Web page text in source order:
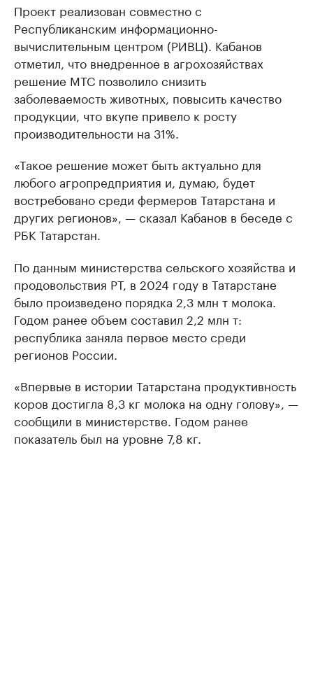
Проект реализован совместно с
Республиканским информационно-
вычислительным центром (РИВЦ). Кабанов
отметил, что внедренное в агрохозяйствах
решение МТС позволило снизить
заболеваемость животных, повысить качество
продукции, что вкупе привело к росту
производительности на 31%.
«Такое решение может быть актуально для
любого агропредприятия и, думаю, будет
востребовано среди фермеров Татарстана и
других регионов», — сказал Кабанов в беседе с
РБК Татарстан.
По данным министерства сельского хозяйства и
продовольствия РТ, в 2024 году в Татарстане
было произведено порядка 2,3 млн т молока.
Годом ранее объем составил 2,2 млн т:
республика заняла первое место среди
регионов России.
«Впервые в истории Татарстана продуктивность
коров достигла 8,3 кг молока на одну голову», —
сообщили в министерстве. Годом ранее
показатель был на уровне 7,8 кг.